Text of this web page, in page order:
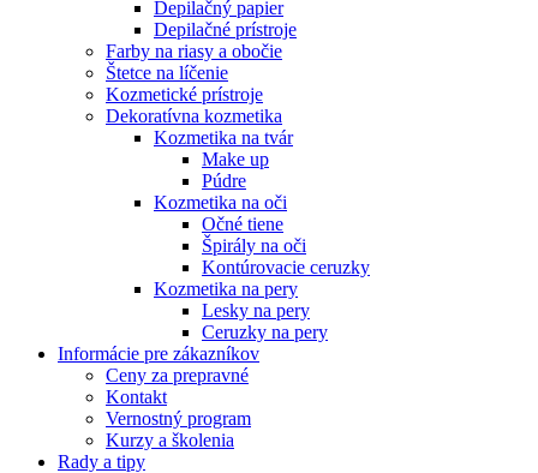
Depilačný papier
Depilačné prístroje
Farby na riasy a obočie
Štetce na líčenie
Kozmetické prístroje
Dekoratívna kozmetika
Kozmetika na tvár
Make up
Púdre
Kozmetika na oči
Očné tiene
Špirály na oči
Kontúrovacie ceruzky
Kozmetika na pery
Lesky na pery
Ceruzky na pery
Informácie pre zákazníkov
Ceny za prepravné
Kontakt
Vernostný program
Kurzy a školenia
Rady a tipy